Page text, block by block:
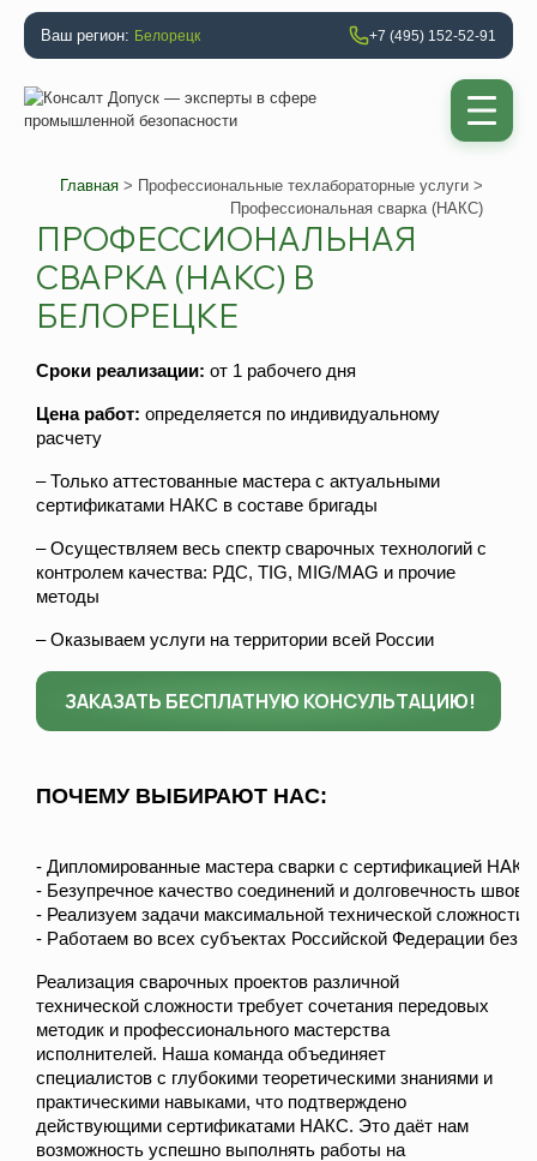
Ваш регион: Белорецк +7 (495) 152-52-91
Главная > Профессиональные техлабораторные услуги >
Профессиональная сварка (НАКС)
ПРОФЕССИОНАЛЬНАЯ
СВАРКА (НАКС) В
БЕЛОРЕЦКЕ
Сроки реализации: от 1 рабочего дня
Цена работ: определяется по индивидуальному
расчету
– Только аттестованные мастера с актуальными
сертификатами НАКС в составе бригады
– Осуществляем весь спектр сварочных технологий с
контролем качества: РДС, TIG, MIG/MAG и прочие
методы
– Оказываем услуги на территории всей России
ЗАКАЗАТЬ БЕСПЛАТНУЮ КОНСУЛЬТАЦИЮ!
ПОЧЕМУ ВЫБИРАЮТ НАС:
- Дипломированные мастера сварки с сертификацией НАКС
- Безупречное качество соединений и долговечность швов
- Реализуем задачи максимальной технической сложности
- Работаем во всех субъектах Российской Федерации без
Реализация сварочных проектов различной
технической сложности требует сочетания передовых
методик и профессионального мастерства
исполнителей. Наша команда объединяет
специалистов с глубокими теоретическими знаниями и
практическими навыками, что подтверждено
действующими сертификатами НАКС. Это даёт нам
возможность успешно выполнять работы на